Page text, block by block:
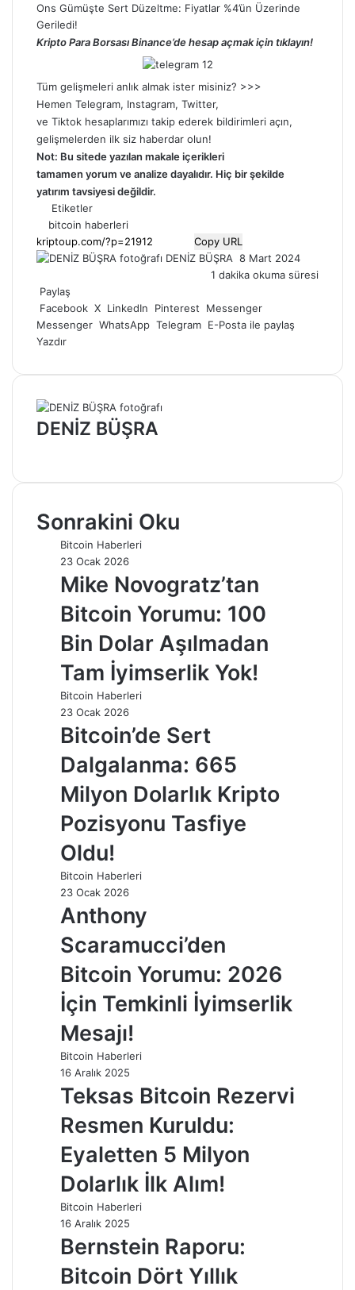
Ons Gümüşte Sert Düzeltme: Fiyatlar %4’ün Üzerinde
Geriledi!
Kripto Para Borsası Binance’de hesap açmak için tıklayın!
Tüm gelişmeleri anlık almak ister misiniz? >>>
Hemen Telegram, Instagram, Twitter,
ve Tiktok hesaplarımızı takip ederek bildirimleri açın,
gelişmelerden ilk siz haberdar olun!
Not: Bu sitede yazılan makale içerikleri
tamamen yorum ve analize dayalıdır. Hiç bir şekilde
yatırım tavsiyesi değildir.
Etiketler
bitcoin haberleri
Copy URL
DENİZ BÜŞRA Bir
e-
göndermek
8 Mart 2024
1 dakika okuma süresi
Paylaş
Facebook X LinkedIn Pinterest
Messenger
Messenger WhatsApp Telegram E-Posta ile paylaş
Yazdır
DENİZ BÜŞRA
Sonrakini Oku
Bitcoin Haberleri
23 Ocak 2026
Mike Novogratz’tan
Bitcoin Yorumu: 100
Bin Dolar Aşılmadan
Tam İyimserlik Yok!
Bitcoin Haberleri
23 Ocak 2026
Bitcoin’de Sert
Dalgalanma: 665
Milyon Dolarlık Kripto
Pozisyonu Tasfiye
Oldu!
Bitcoin Haberleri
23 Ocak 2026
Anthony
Scaramucci’den
Bitcoin Yorumu: 2026
İçin Temkinli İyimserlik
Mesajı!
Bitcoin Haberleri
16 Aralık 2025
Teksas Bitcoin Rezervi
Resmen Kuruldu:
Eyaletten 5 Milyon
Dolarlık İlk Alım!
Bitcoin Haberleri
16 Aralık 2025
Bernstein Raporu:
Bitcoin Dört Yıllık